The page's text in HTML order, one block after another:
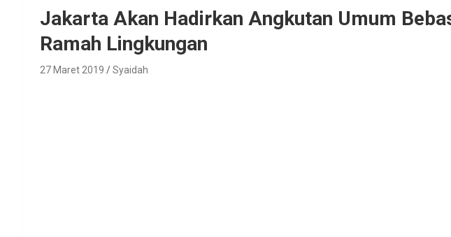
Jakarta Akan Hadirkan Angkutan Umum
Ramah Lingkungan
27 Maret 2019 Syaidah